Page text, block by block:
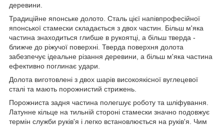
деревини.
Традиційне японське долото. Сталь цієї напівпрофесійної
японської стамески складається з двох частин. Більш м'яка
частина знаходиться глибше в рукоятці, а більш тверда -
ближче до ріжучої поверхні. Тверда поверхня долота
забезпечує ідеальне різання деревини, а більш м'яка частина
ефективно поглинає удари.
Долота виготовлені з двох шарів високоякісної вуглецевої
сталі та мають порожнистий стрижень.
Порожниста задня частина полегшує роботу та шліфування.
Латунне кільце на тильній стороні стамески значно подовжує
термін служби руків'я і легко встановлюється на руків'я. Чим